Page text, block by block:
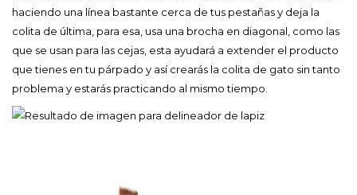
haciendo una línea bastante cerca de tus pestañas y deja la
colita de última, para esa, usa una brocha en diagonal, como las
que se usan para las cejas, esta ayudará a extender el producto
que tienes en tu párpado y así crearás la colita de gato sin tanto
problema y estarás practicando al mismo tiempo.